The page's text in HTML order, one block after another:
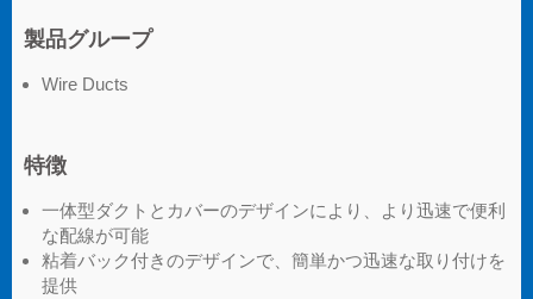
製品グループ
Wire Ducts
特徴
一体型ダクトとカバーのデザインにより、より迅速で便利
な配線が可能
粘着バック付きのデザインで、簡単かつ迅速な取り付けを
提供